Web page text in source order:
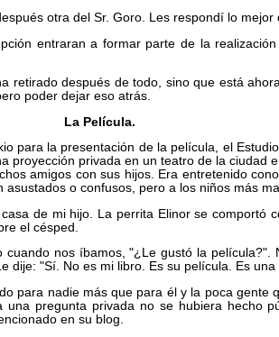
otra del Sr. Goro. Les respondí lo mejor
entraran a formar parte de la
retirado después de todo, sino que está
poder dejar eso atrás.
La Película.
para la presentación de la película, el
proyección privada en un teatro de la ciudad
amigos con sus hijos. Era entretenido
asustados o confusos, pero a los niños más
de mi hijo. La perrita Elinor se comportó
el césped.
cuando nos íbamos, "¿Le gustó la película?".
dije: "Sí. No es mi libro. Es su película. Es
para nadie más que para él y la poca gente
una pregunta privada no se hubiera hecho
en su blog.